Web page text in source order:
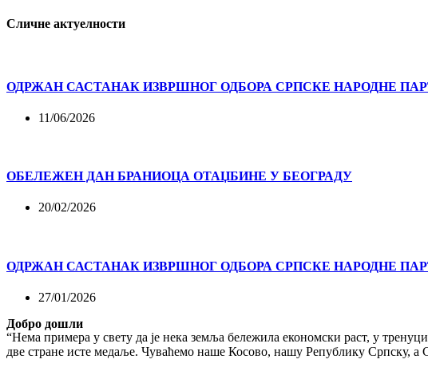
Сличне актуелности
ОДРЖАН САСТАНАК ИЗВРШНОГ ОДБОРА СРПСКЕ НАРОДНЕ
11/06/2026
ОБЕЛЕЖЕН ДАН БРАНИОЦА ОТАЏБИНЕ У БЕОГРАДУ
20/02/2026
ОДРЖАН САСТАНАК ИЗВРШНОГ ОДБОРА СРПСКЕ НАРОДНЕ
27/01/2026
Добро дошли
“Нема примера у свету да је нека земља бележила економски раст, у
две стране исте медаље. Чуваћемо наше Косово, нашу Републику Српску, а